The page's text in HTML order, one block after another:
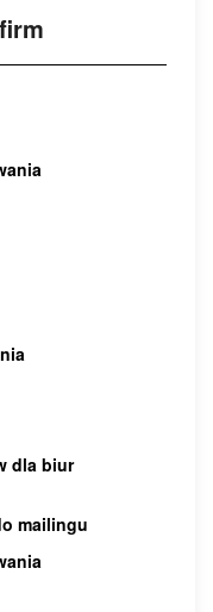
dla biur
mailingu